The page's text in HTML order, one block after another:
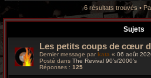
6 résultats trouvés •
Sujets
Les petits coups de cœur
Dernier message par kata « 06 août
Posté dans The Revival 90’s/2000’s
Réponses : 125